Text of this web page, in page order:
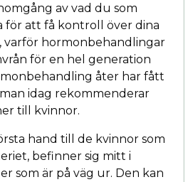
av vad du som
för att få kontroll över dina
varför hormonbehandlingar
för en hel generation
åter har fått
idag rekommenderar
till kvinnor.
hand till de kvinnor som
befinner sig mitt i
som är på väg ur. Den kan